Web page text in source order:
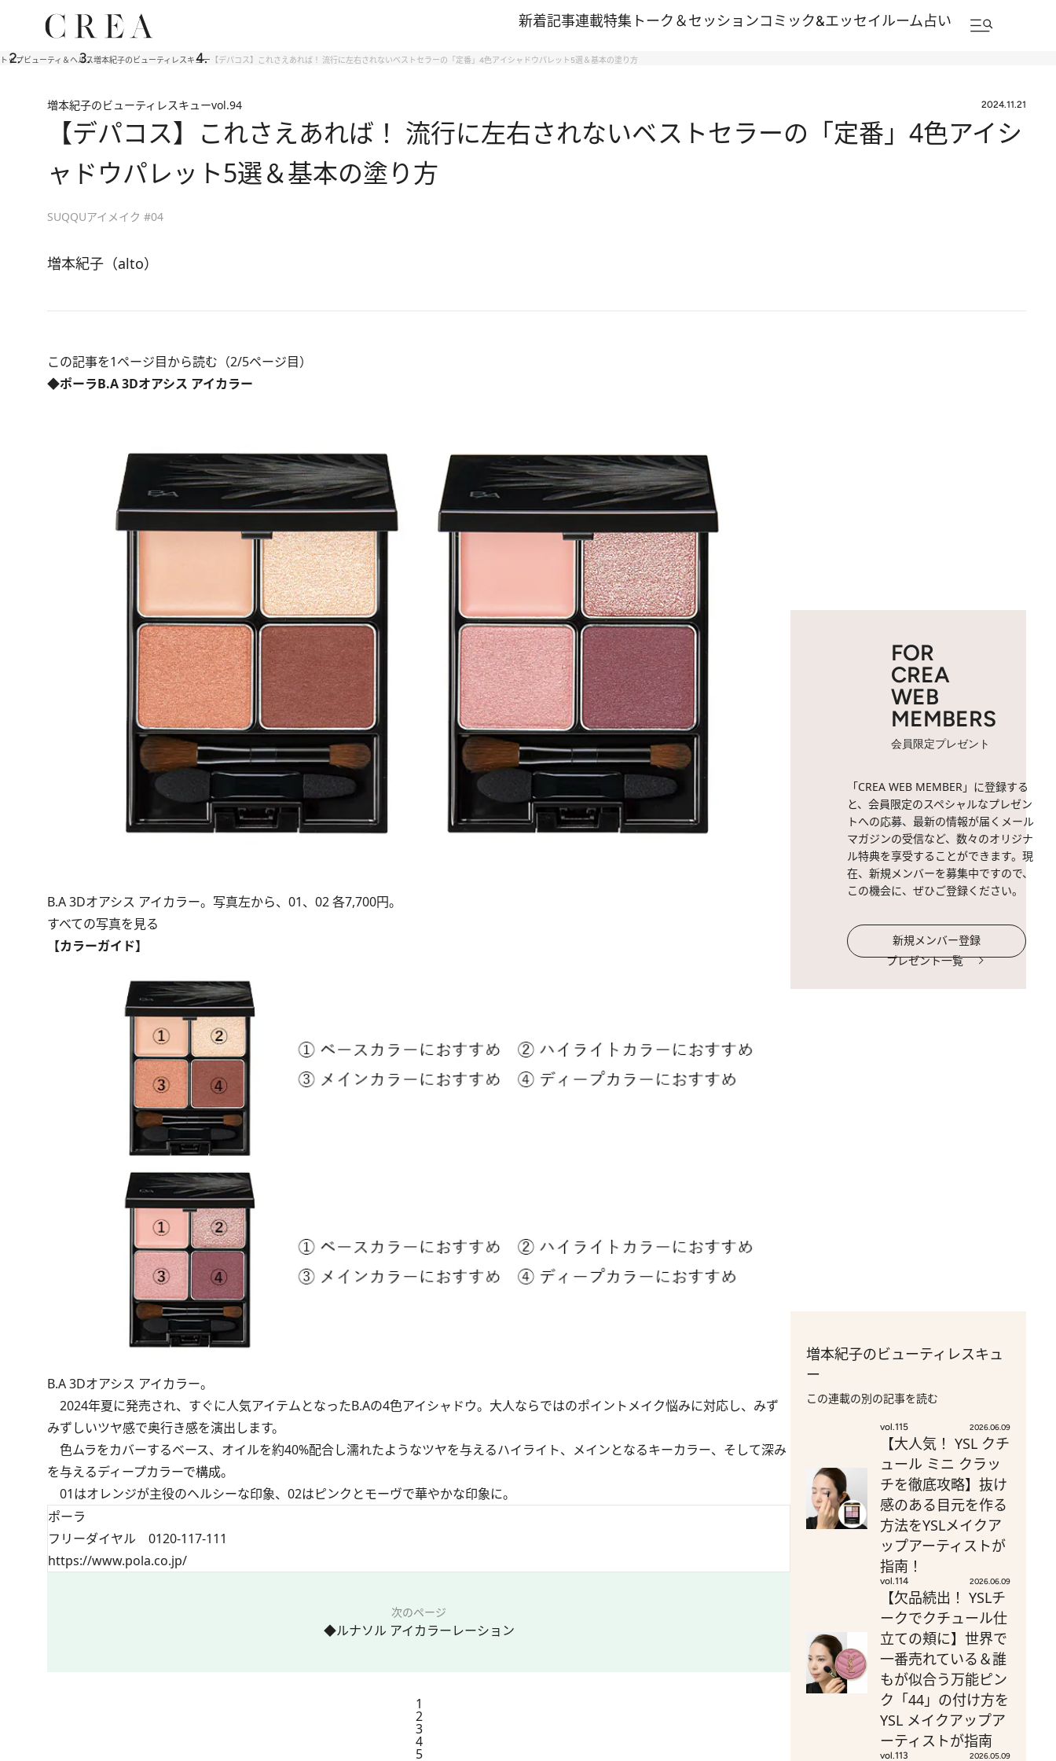
新着記事連載特集 トーク＆セッションコミック&エッセイルーム占い
トップビューティ＆ヘルス増本紀子のビューティレスキュー 【デパコス】これさえあれば！ 流行に左右されないベストセラーの「定番」4色アイシャドウパレット5選＆基本の塗り方
増本紀子のビューティレスキューvol.94 2024.11.21
【デパコス】これさえあれば！ 流行に左右されないベストセラーの「定番」4色アイシ
ャドウパレット5選＆基本の塗り方
SUQQUアイメイク #04
増本紀子（alto）
この記事を1ページ目から読む（2/5ページ目）
◆ポーラB.A 3Dオアシス アイカラー
B.A 3Dオアシス アイカラー。写真左から、01、02 各7,700円。
すべての写真を見る
【カラーガイド】
B.A 3Dオアシス アイカラー。
2024年夏に発売され、すぐに人気アイテムとなったB.Aの4色アイシャドウ。大人ならではのポイントメイク悩みに対応し、みず
みずしいツヤ感で奥行き感を演出します。
色ムラをカバーするベース、オイルを約40%配合し濡れたようなツヤを与えるハイライト、メインとなるキーカラー、そして深み
を与えるディープカラーで構成。
01はオレンジが主役のヘルシーな印象、02はピンクとモーヴで華やかな印象に。
ポーラ
フリーダイヤル 0120-117-111
https://www.pola.co.jp/
次のページ
◆ルナソル アイカラーレーション
1
2
3
4
5
FOR
CREA
WEB
MEMBERS
会員限定プレゼント
「CREA WEB MEMBER」に登録する
と、会員限定のスペシャルなプレゼン
トへの応募、最新の情報が届くメール
マガジンの受信など、数々のオリジナ
ル特典を享受することができます。現
在、新規メンバーを募集中ですので、
この機会に、ぜひご登録ください。
新規メンバー登録
プレゼント一覧
増本紀子のビューティレスキュ
ー
この連載の別の記事を読む
vol.115 2026.06.09
【大人気！ YSL クチ
ュール ミニ クラッ
チを徹底攻略】抜け
感のある目元を作る
方法をYSLメイクア
ップアーティストが
指南！
vol.114 2026.06.09
【欠品続出！ YSLチ
ークでクチュール仕
立ての頬に】世界で
一番売れている＆誰
もが似合う万能ピン
ク「44」の付け方を
YSL メイクアップア
ーティストが指南
vol.113 2026.05.09